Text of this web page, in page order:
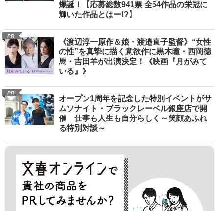
爆誕！【応募総数941票 全54作品の栄冠に
輝いた作品とはー!?】
PR
《渡辺淳一原作＆娘・渡邉直子監督》“女性
の性”を真摯に描く意欲作に黒木瞳・西岡德
馬・吉田羊が出演決定！《映画『月がみて
いる』》
PR
オープン1周年を記念した特別イベントがサ
ムソナイト・ブラックレーベル銀座店で開
催 仕事も人生も自分らしく～笑顔あふれ
る特別対談～